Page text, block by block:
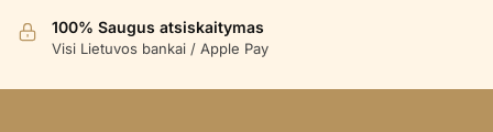
100% Saugus atsiskaitymas
Visi Lietuvos bankai / Apple Pay